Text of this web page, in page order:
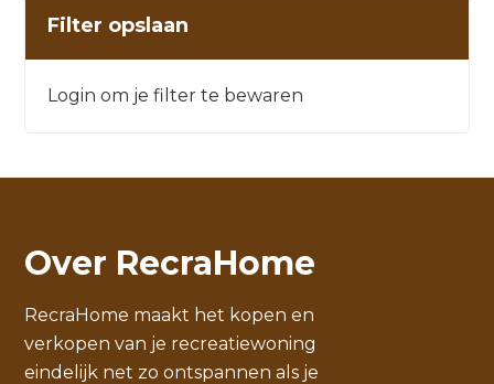
Filter opslaan
Login om je filter te bewaren
Over RecraHome
RecraHome maakt het kopen en
verkopen van je recreatiewoning
eindelijk net zo ontspannen als je